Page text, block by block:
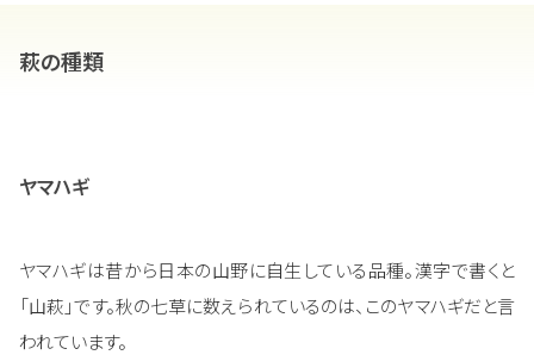
萩の種類
ヤマハギ
ヤマハギは昔から日本の山野に自生している品種。漢字で書くと
「山萩」です。秋の七草に数えられているのは、このヤマハギだと言
われています。